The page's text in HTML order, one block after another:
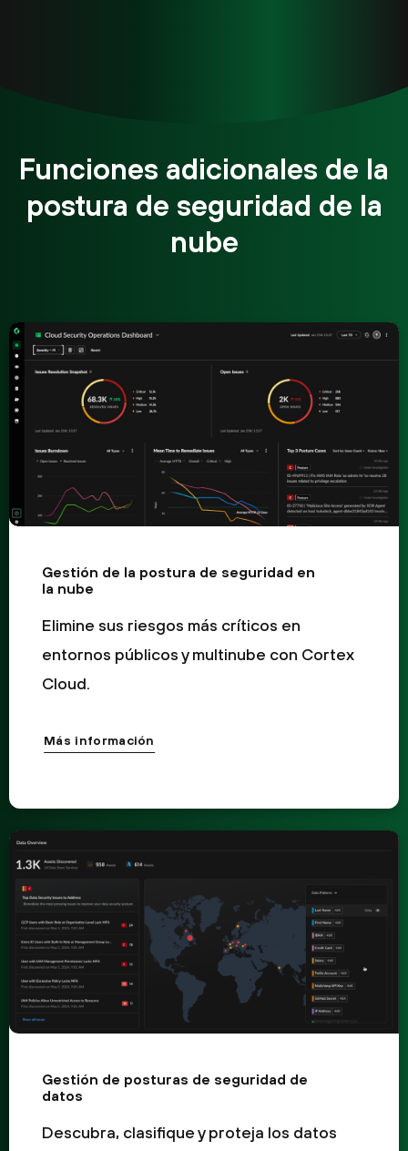
Funciones adicionales de la
postura de seguridad de la
nube
Gestión de la postura de seguridad en
la nube
Elimine sus riesgos más críticos en
entornos públicos y multinube con Cortex
Cloud.
Más información
Gestión de posturas de seguridad de
datos
Descubra, clasifique y proteja los datos